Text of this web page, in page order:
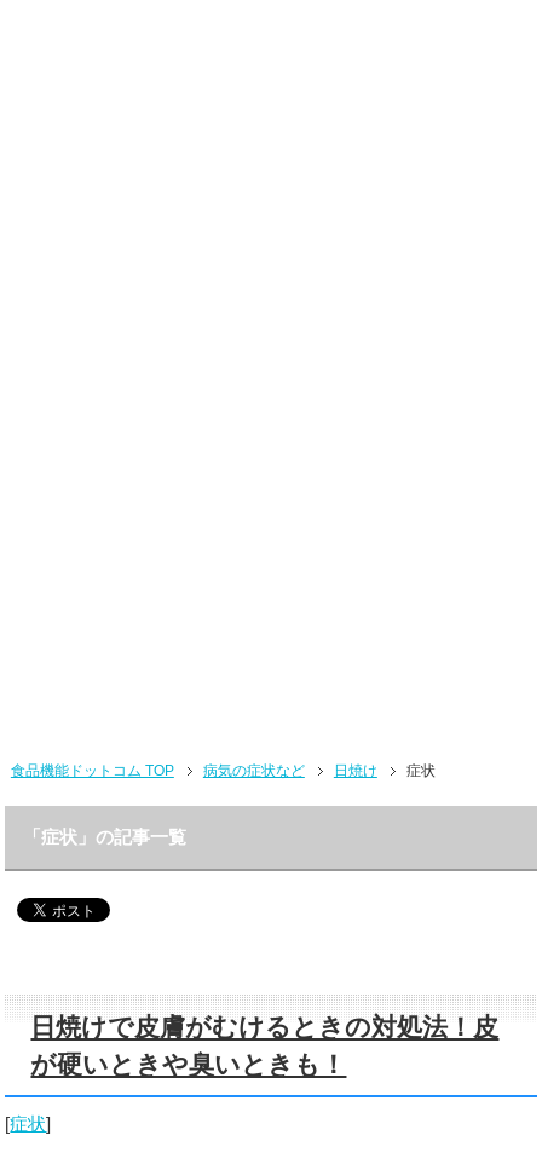
食品機能ドットコム TOP 病気の症状など 日焼け 症状
「症状」の記事一覧
日焼けで皮膚がむけるときの対処法！皮
が硬いときや臭いときも！
[症状]